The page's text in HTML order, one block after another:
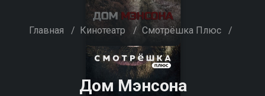
Главная / Кинотеатр / Смотрёшка Плюс /
Дом Мэнсона